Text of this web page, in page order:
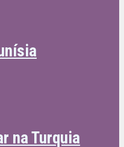
na Turquia